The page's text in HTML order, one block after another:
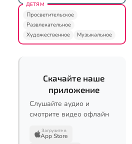
ДЕТЯМ
Просветительское
Развлекательное
Художественное
Музыкальное
Скачайте наше
приложение
Слушайте аудио и
смотрите видео офлайн
Загрузите в
App Store